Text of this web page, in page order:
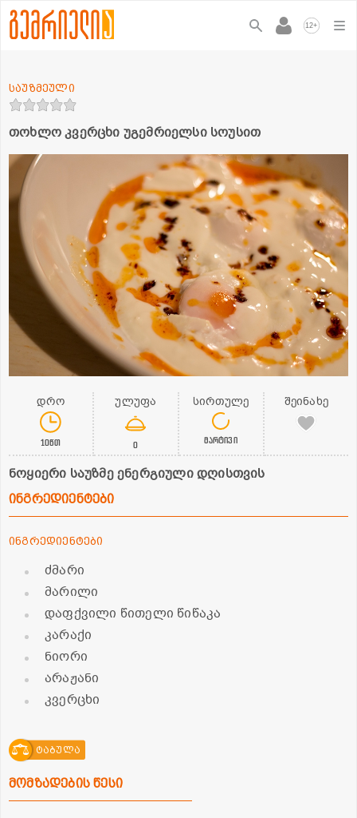
12+
თოხლო კვერცხი უგემრიელსი სოუსით
საუზმეული
დრო
10წთ
ულუფა
0
სირთულე
მარტივი
შეინახე
ნოყიერი საუზმე ენერგიული დღისთვის
ინგრედიენტები
ინგრედიენტები
ძმარი
მარილი
დაფქვილი წითელი წიწაკა
კარაქი
ნიორი
არაჟანი
კვერცხი
ტაბულა
მომზადების წესი